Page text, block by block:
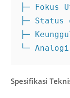
├─ Fokus
├─ Status
├─
└─
Spesifikasi